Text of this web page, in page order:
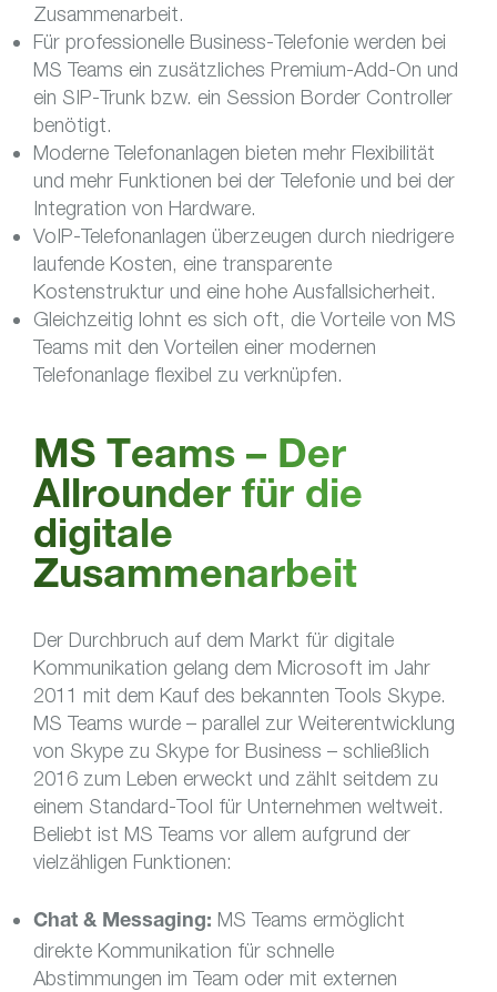
Zusammenarbeit.
Für professionelle Business-Telefonie werden bei
MS Teams ein zusätzliches Premium-Add-On und
ein SIP-Trunk bzw. ein Session Border Controller
benötigt.
Moderne Telefonanlagen bieten mehr Flexibilität
und mehr Funktionen bei der Telefonie und bei der
Integration von Hardware.
VoIP-Telefonanlagen überzeugen durch niedrigere
laufende Kosten, eine transparente
Kostenstruktur und eine hohe Ausfallsicherheit.
Gleichzeitig lohnt es sich oft, die Vorteile von MS
Teams mit den Vorteilen einer modernen
Telefonanlage flexibel zu verknüpfen.
MS Teams – Der
Allrounder für die
digitale
Zusammenarbeit
Der Durchbruch auf dem Markt für digitale
Kommunikation gelang dem Microsoft im Jahr
2011 mit dem Kauf des bekannten Tools Skype.
MS Teams wurde – parallel zur Weiterentwicklung
von Skype zu Skype for Business – schließlich
2016 zum Leben erweckt und zählt seitdem zu
einem Standard-Tool für Unternehmen weltweit.
Beliebt ist MS Teams vor allem aufgrund der
vielzähligen Funktionen:
Chat & Messaging: MS Teams ermöglicht
direkte Kommunikation für schnelle
Abstimmungen im Team oder mit externen